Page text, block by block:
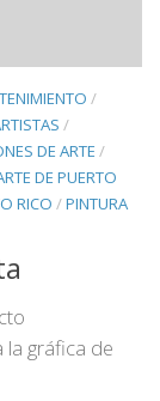
/
/
DE ARTE /
DE PUERTO
RICO /PINTURA
gráfica de